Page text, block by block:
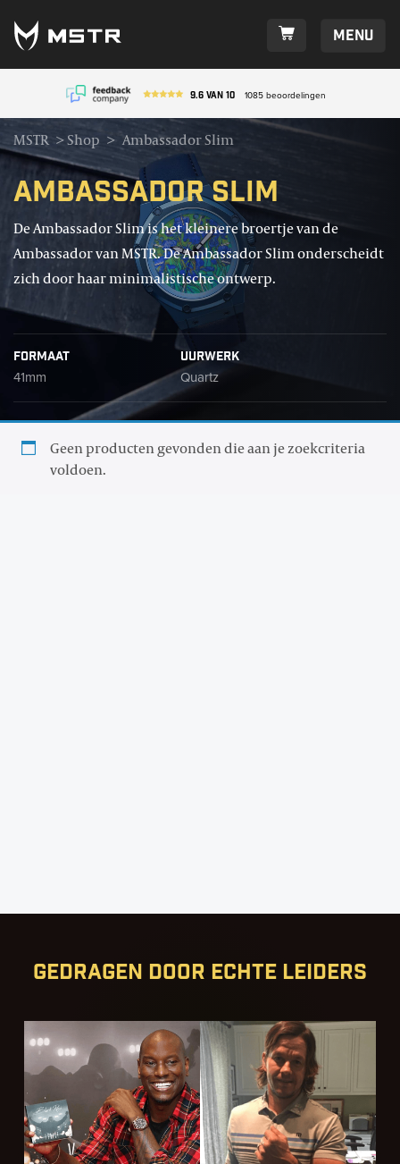
9.6 van 10 1085 beoordelingen
Menu
MSTR >Shop > Ambassador Slim
Ambassador Slim
De Ambassador Slim is het kleinere broertje van de
Ambassador van MSTR. De Ambassador Slim onderscheidt
zich door haar minimalistische ontwerp.
Formaat Uurwerk
41mm Quartz
Geen producten gevonden die aan je zoekcriteria
voldoen.
Gedragen door echte leiders